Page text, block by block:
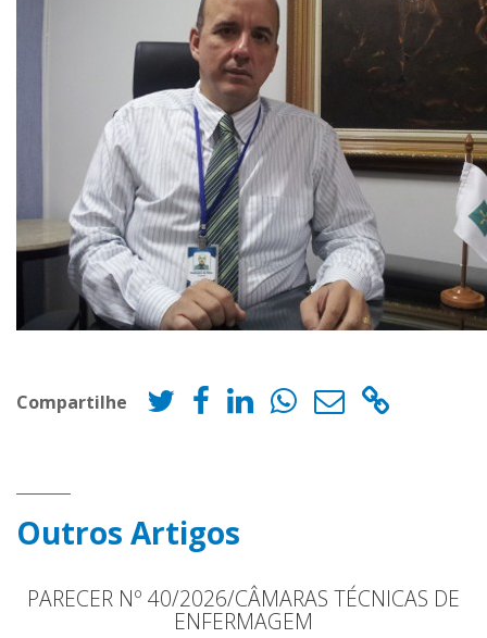
Compartilhe
Outros Artigos
PARECER Nº 40/2026/CÂMARAS TÉCNICAS DE
ENFERMAGEM